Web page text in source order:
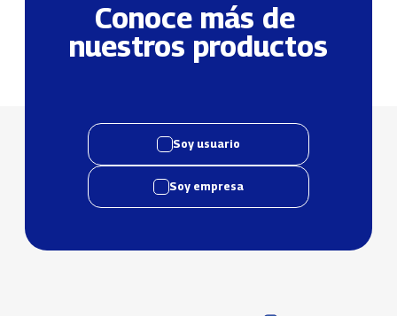
Conoce más de
nuestros productos
Soy usuario
Soy empresa